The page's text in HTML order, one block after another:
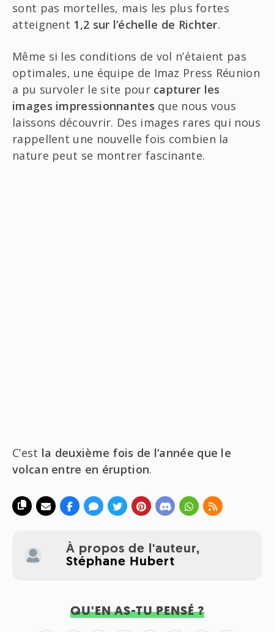
sont pas mortelles, mais les plus fortes
atteignent 1,2 sur l’échelle de Richter.
Même si les conditions de vol n’étaient pas
optimales, une équipe de Imaz Press Réunion
a pu survoler le site pour capturer les
images impressionnantes que nous vous
laissons découvrir. Des images rares qui nous
rappellent une nouvelle fois combien la
nature peut se montrer fascinante.
C’est la deuxième fois de l’année que le
volcan entre en éruption.
À propos de l'auteur,
Stéphane Hubert
QU'EN AS-TU PENSÉ ?